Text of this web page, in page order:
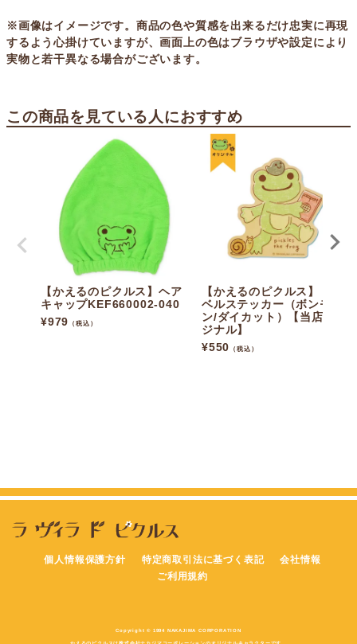
※画像はイメージです。商品の色や質感を出来るだけ忠実に再現
するよう心掛けていますが、画面上の色はブラウザや設定により
実物と若干異なる場合がございます。
この商品を見ている人におすすめ
【かえるのピクルス】ヘア
キャップKEF660002-040
¥979 （税込）
【かえるのピクルス】トラ
ベルステッカー（ボンモモ
ン/ダイカット）【当店オリ
ジナル】
¥550 （税込）
個人情報保護方針 特定商取引法に基づく表記
会社情報
ご利用規約
Copyright © 1994 NAKAJIMA CORPORATION
かえるのピクルスは株式会社ナカジマコーポレーションのオリジナルキャラクターです。